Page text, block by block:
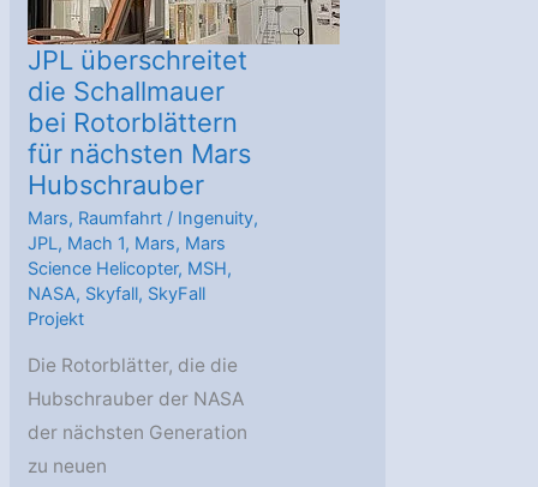
JPL überschreitet
die Schallmauer
bei Rotorblättern
für nächsten Mars
Hubschrauber
Mars, Raumfahrt / Ingenuity,
JPL, Mach 1, Mars, Mars
Science Helicopter, MSH,
NASA, Skyfall, SkyFall
Projekt
Die Rotorblätter, die die
Hubschrauber der NASA
der nächsten Generation
zu neuen